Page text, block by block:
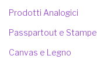
Prodotti Analogici
Passpartout e Stampe
Canvas e Legno